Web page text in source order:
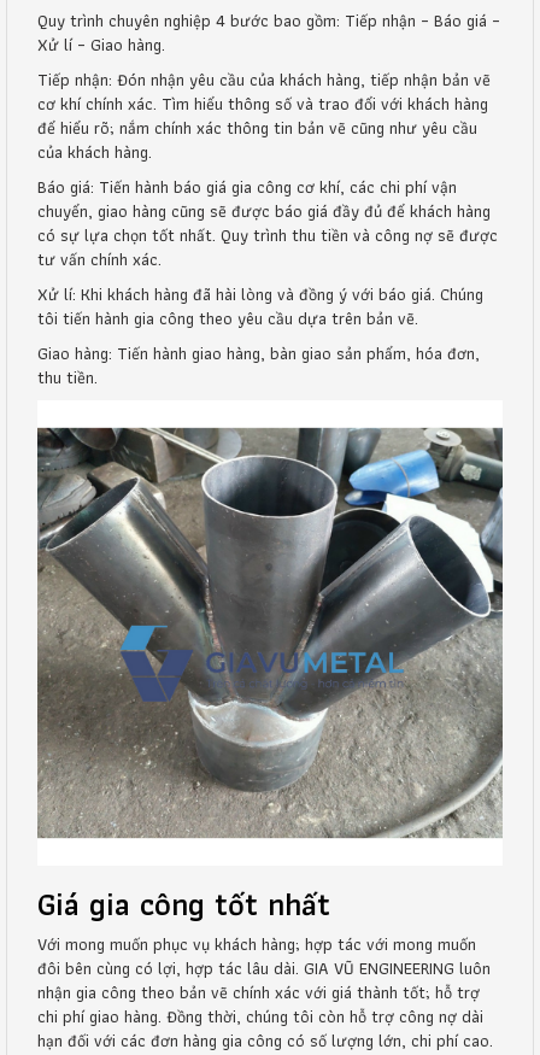
Quy trình chuyên nghiệp 4 bước bao gồm: Tiếp nhận – Báo giá –
Xử lí – Giao hàng.
Tiếp nhận: Đón nhận yêu cầu của khách hàng, tiếp nhận bản vẽ
cơ khí chính xác. Tìm hiểu thông số và trao đổi với khách hàng
để hiểu rõ; nắm chính xác thông tin bản vẽ cũng như yêu cầu
của khách hàng.
Báo giá: Tiến hành báo giá gia công cơ khí, các chi phí vận
chuyển, giao hàng cũng sẽ được báo giá đầy đủ để khách hàng
có sự lựa chọn tốt nhất. Quy trình thu tiền và công nợ sẽ được
tư vấn chính xác.
Xử lí: Khi khách hàng đã hài lòng và đồng ý với báo giá. Chúng
tôi tiến hành gia công theo yêu cầu dựa trên bản vẽ.
Giao hàng: Tiến hành giao hàng, bàn giao sản phẩm, hóa đơn,
thu tiền.
Giá gia công tốt nhất
Với mong muốn phục vụ khách hàng; hợp tác với mong muốn
đôi bên cùng có lợi, hợp tác lâu dài. GIA VŨ ENGINEERING luôn
nhận gia công theo bản vẽ chính xác với giá thành tốt; hỗ trợ
chi phí giao hàng. Đồng thời, chúng tôi còn hỗ trợ công nợ dài
hạn đối với các đơn hàng gia công có số lượng lớn, chi phí cao.